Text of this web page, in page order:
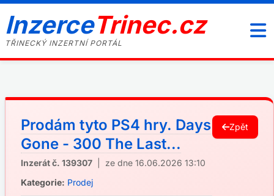
InzerceTrinec.cz
TŘINECKÝ INZERTNÍ PORTÁL
Prodám tyto PS4 hry. Days
Gone - 300 The Last...
Inzerát č. 139307 | ze dne 16.06.2026 13:10
Kategorie: Prodej
Zpět